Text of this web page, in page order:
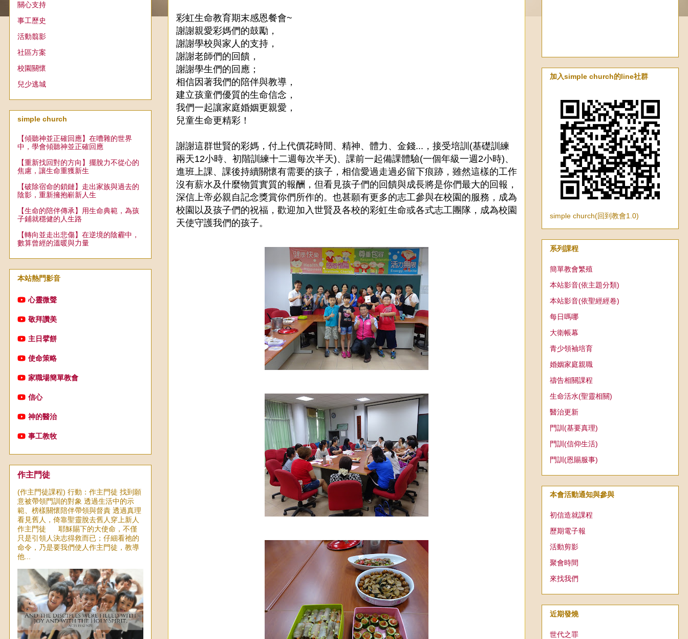
彩虹生命教育期末感恩餐會~
謝謝親愛彩媽們的鼓勵，
謝謝學校與家人的支持，
謝謝老師們的回饋，
謝謝學生們的回應；
相信因著我們的陪伴與教導，
建立孩童們優質的生命信念，
我們一起讓家庭婚姻更親愛，
兒童生命更精彩！
謝謝這群世賢的彩媽，付上代價花時間、精神、體力、金錢...，接受培訓(基礎訓練
兩天12小時、初階訓練十二週每次半天)、課前一起備課體驗(一個年級一週2小時)、
進班上課、課後持續關懷有需要的孩子，相信愛過走過必留下痕跡，雖然這樣的工作
沒有薪水及什麼物質實質的報酬，但看見孩子們的回饋與成長將是你們最大的回報，
深信上帝必親自記念獎賞你們所作的。也甚願有更多的志工參與在校園的服務，成為
校園以及孩子們的祝福，歡迎加入世賢及各校的彩虹生命或各式志工團隊，成為校園
天使守護我們的孩子。
關心支持
事工歷史
活動翦影
社區方案
校園關懷
兒少逃城
simple church
【傾聽神並正確回應】在嘈雜的世界
中，學會傾聽神並正確回應
【重新找回對的方向】擺脫力不從心的
焦慮，讓生命重獲新生
【破除宿命的鎖鏈】走出家族與過去的
陰影，重新擁抱嶄新人生
【生命的陪伴傳承】用生命典範，為孩
子鋪就穩健的人生路
【轉向並走出悲傷】在逆境的陰霾中，
數算曾經的溫暖與力量
本站熱門影音
心靈微聲
敬拜讚美
主日擘餅
使命策略
家職場簡單教會
信心
神的醫治
事工教牧
作主門徒
(作主門徒課程) 行動：作主門徒 找到願
意被帶領門訓的對象 透過生活中的示
範、榜樣關懷陪伴帶領與督責 透過真理
看見舊人，倚靠聖靈脫去舊人穿上新人
作主門徒 耶穌賜下的大使命，不僅
只是引領人決志得救而已；仔細看祂的
命令，乃是要我們使人作主門徒，教導
他...
加入simple church的line社群
simple church(回到教會1.0)
系列課程
簡單教會繁殖
本站影音(依主題分類)
本站影音(依聖經經卷)
每日嗎哪
大衛帳幕
青少領袖培育
婚姻家庭親職
禱告相關課程
生命活水(聖靈相關)
醫治更新
門訓(基要真理)
門訓(信仰生活)
門訓(恩賜服事)
本會活動通知與參與
初信造就課程
歷期電子報
活動剪影
聚會時間
來找我們
近期發燒
世代之罪